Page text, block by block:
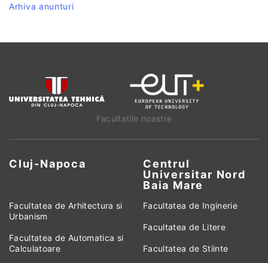
Arhiva anunturi
Facultatile noastre
Cluj-Napoca
Centrul
Universitar Nord
Baia Mare
Facultatea de Arhitectura si
Urbanism
Facultatea de Automatica si
Calculatoare
Facultatea de Inginerie
Facultatea de Litere
Facultatea de Stiinte